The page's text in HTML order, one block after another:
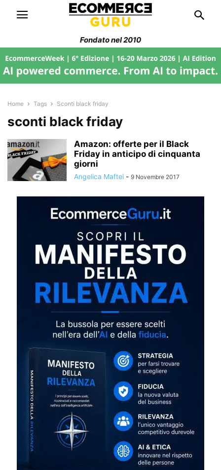
Fondato nel 2010
Home Tags Sconti black friday
sconti black friday
Amazon: offerte per il Black
Friday in anticipo di cinquanta
giorni
Angelica Maftei - 9 Novembre 2017